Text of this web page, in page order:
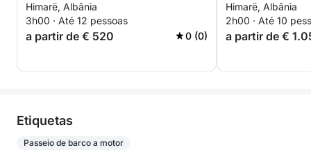
Mergulho com Snorkel – Excursão
Exclusiva de 3 Horas
Himarë, Albânia
3h00 · Até 12 pessoas
a partir de € 520 0 (0)
Himarë, Albânia
2h00 · Até 10
a partir de €
Etiquetas
Passeio de barco a motor